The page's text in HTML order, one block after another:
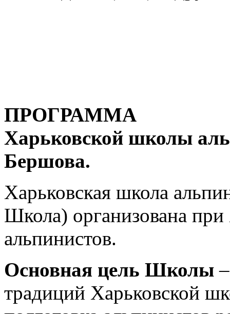
ПРОГРАММА
Харьковской школы
Бершова.
Харьковская школа
Школа) организована
альпинистов.
Основная цель Школы
традиций Харьковской